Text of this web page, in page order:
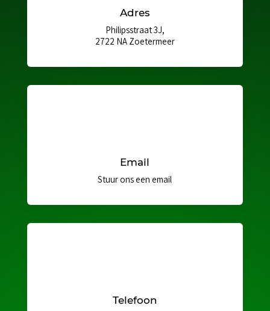
Adres
Philipsstraat 3J,
2722 NA Zoetermeer
Email
Stuur ons een email
Telefoon